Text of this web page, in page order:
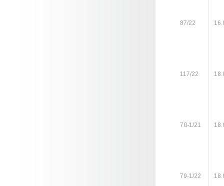
87/22
117/22
70-1/21
79-1/22